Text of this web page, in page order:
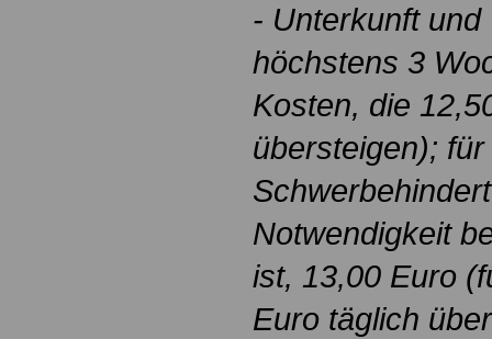
- Unterkunft
höchstens 3
Kosten, die
übersteigen);
Notwendigkeit
ist, 13,00 Euro
Euro täglich